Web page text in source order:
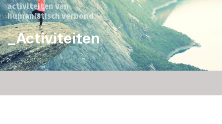
activiteiten van
humanistisch verbond
_Activiteiten